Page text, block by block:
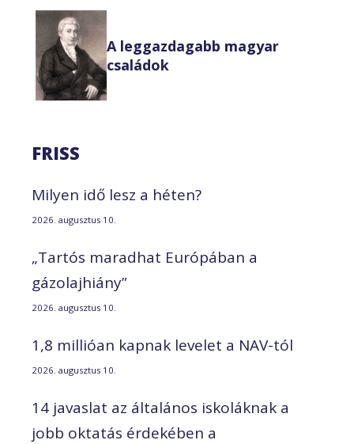
A leggazdagabb magyar
családok
FRISS
Milyen idő lesz a héten?
2026. augusztus 10.
„Tartós maradhat Európában a
gázolajhiány”
2026. augusztus 10.
1,8 millióan kapnak levelet a NAV-tól
2026. augusztus 10.
14 javaslat az általános iskoláknak a
jobb oktatás érdekében a